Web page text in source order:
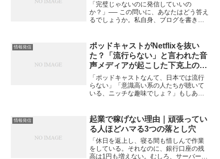
「完璧じゃないのに発信していいの
か？」── この問いに、あなたはどう答え
るでしょうか。私自身、ブログを書き続
っても、 「もう少し深く調べてからにし
よう」と投稿を後回し...
情報発信
ポッドキャストがNetflixを抜い
た？「流行らない」と言われた音
声メディアが起こした下克上の正
体
「ポッドキャストなんて、日本では流行
らない」「意識高い系の人たちが聴いて
いる、ニッチな趣味でしょ？」もしあな
2026年現在、日本のメディア利用実態
は、私たちの想像を絶す...
情報発信
起業で稼げない理由｜頑張ってい
る人ほどハマる3つの落とし穴
「休日を返上し、寝る間も惜しんで作業
をしている。それなのに、銀行口座の残
高は1円も増えない。むしろ、サーバー代